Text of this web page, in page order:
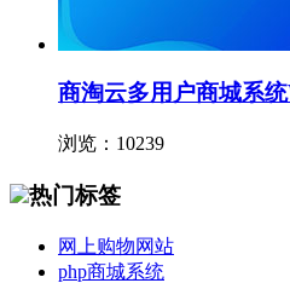
商淘云多用户商城系
浏览：10239
热门标签
网上购物网站
php商城系统